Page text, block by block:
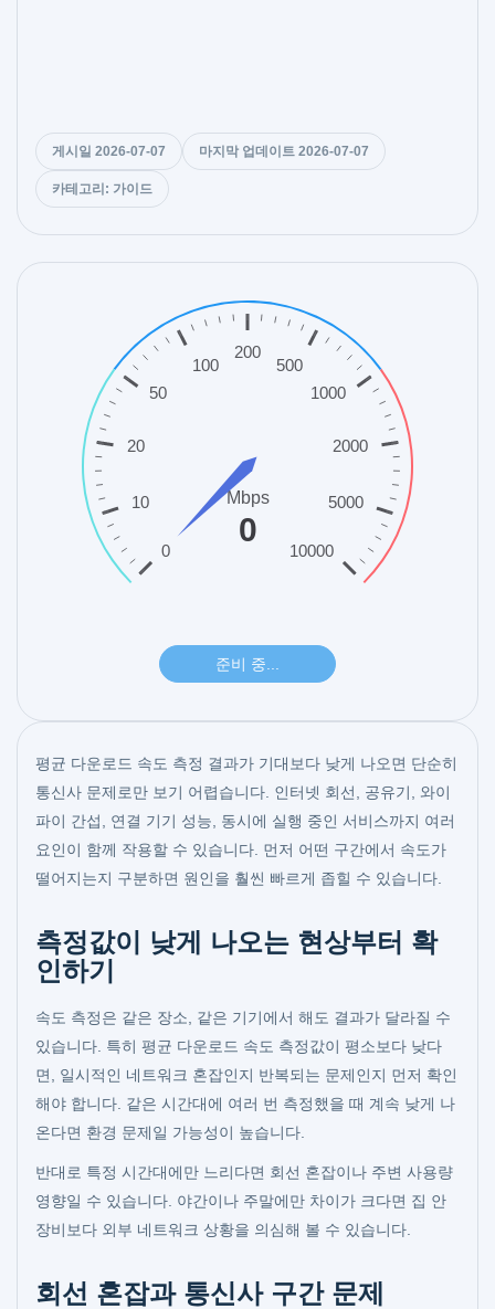
게시일 2026-07-07 마지막 업데이트 2026-07-07
카테고리: 가이드
평균 다운로드 속도 측정 결과가 기대보다 낮게 나오면 단순히
통신사 문제로만 보기 어렵습니다. 인터넷 회선, 공유기, 와이
파이 간섭, 연결 기기 성능, 동시에 실행 중인 서비스까지 여러
요인이 함께 작용할 수 있습니다. 먼저 어떤 구간에서 속도가
떨어지는지 구분하면 원인을 훨씬 빠르게 좁힐 수 있습니다.
측정값이 낮게 나오는 현상부터 확
인하기
속도 측정은 같은 장소, 같은 기기에서 해도 결과가 달라질 수
있습니다. 특히 평균 다운로드 속도 측정값이 평소보다 낮다
면, 일시적인 네트워크 혼잡인지 반복되는 문제인지 먼저 확인
해야 합니다. 같은 시간대에 여러 번 측정했을 때 계속 낮게 나
온다면 환경 문제일 가능성이 높습니다.
반대로 특정 시간대에만 느리다면 회선 혼잡이나 주변 사용량
영향일 수 있습니다. 야간이나 주말에만 차이가 크다면 집 안
장비보다 외부 네트워크 상황을 의심해 볼 수 있습니다.
회선 혼잡과 통신사 구간 문제